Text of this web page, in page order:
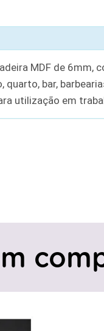
MDF de 6mm,
bar,
utilização em